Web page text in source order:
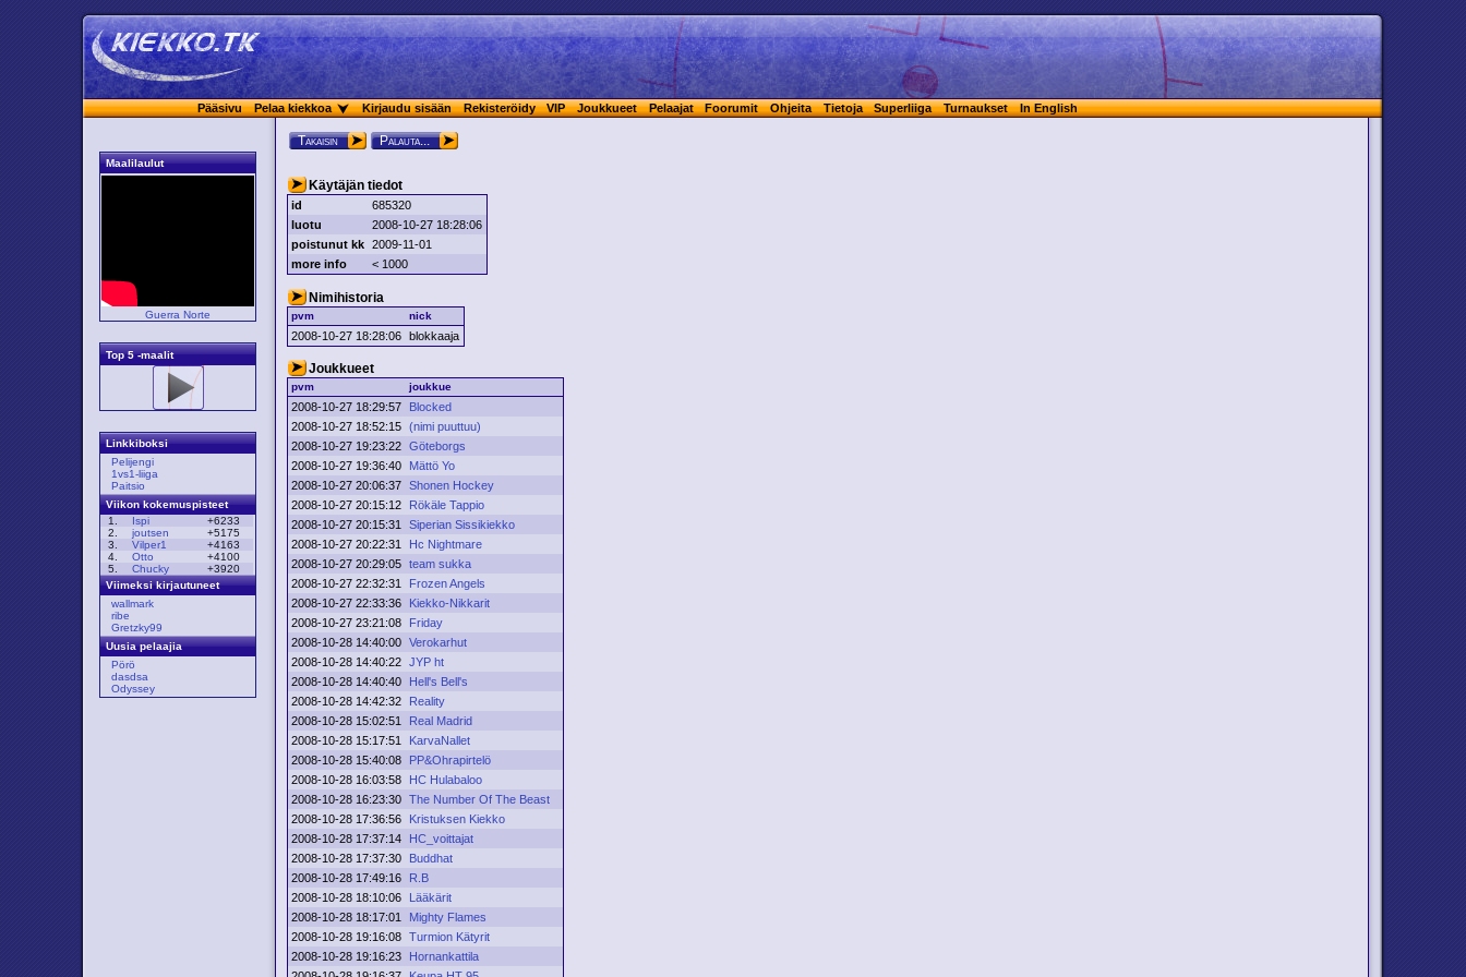
Pääsivu Pelaa kiekkoa Kirjaudu sisään Rekisteröidy VIP Joukkueet Pelaajat Foorumit Ohjeita Tietoja Superliiga Turnaukset In English
Maalilaulut
Guerra Norte
Top 5 -maalit
Linkkiboksi
Pelijengi
1vs1-liiga
Paitsio
Viikon kokemuspisteet
1.
Ispi
+6233
2.
joutsen
+5175
3.
Vilper1
+4163
4.
Otto
+4100
5.
Chucky
+3920
Viimeksi kirjautuneet
wallmark
ribe
Gretzky99
Uusia pelaajia
Pörö
dasdsa
Odyssey
Takaisin Palauta...
Käytäjän tiedot
id
685320
luotu
2008-10-27 18:28:06
poistunut kk 2009-11-01
more info
< 1000
Nimihistoria
pvm nick
2008-10-27 18:28:06 blokkaaja
Joukkueet
pvm joukkue
2008-10-27 18:29:57
Blocked
2008-10-27 18:52:15 (nimi puuttuu)
2008-10-27 19:23:22 Göteborgs
2008-10-27 19:36:40
Mättö Yo
2008-10-27 20:06:37 Shonen Hockey
2008-10-27 20:15:12
Rökäle Tappio
2008-10-27 20:15:31
Siperian Sissikiekko
2008-10-27 20:22:31
Hc Nightmare
2008-10-27 20:29:05 team sukka
2008-10-27 22:32:31
Frozen Angels
2008-10-27 22:33:36
Kiekko-Nikkarit
2008-10-27 23:21:08
Friday
2008-10-28 14:40:00 Verokarhut
2008-10-28 14:40:22 JYP ht
2008-10-28 14:40:40
Hell's Bell's
2008-10-28 14:42:32
Reality
2008-10-28 15:02:51
Real Madrid
2008-10-28 15:17:51
KarvaNallet
2008-10-28 15:40:08
PP&Ohrapirtelö
2008-10-28 16:03:58
HC Hulabaloo
2008-10-28 16:23:30 The Number Of The Beast
2008-10-28 17:36:56
Kristuksen Kiekko
2008-10-28 17:37:14
HC_voittajat
2008-10-28 17:37:30
Buddhat
2008-10-28 17:49:16
R.B
2008-10-28 18:10:06
Lääkärit
2008-10-28 18:17:01
Mighty Flames
2008-10-28 19:16:08 Turmion Kätyrit
2008-10-28 19:16:23
Hornankattila